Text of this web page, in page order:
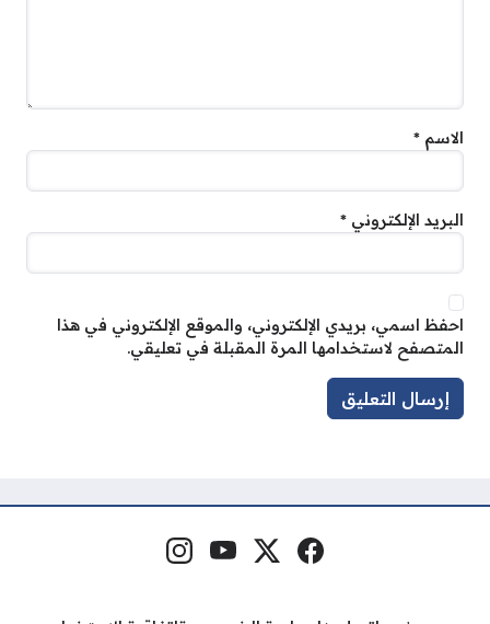
الاسم *
البريد الإلكتروني *
احفظ اسمي، بريدي الإلكتروني، والموقع الإلكتروني في هذا
المتصفح لاستخدامها المرة المقبلة في تعليقي.
مواقع التواصل فيسبوكمنصة إكس
يوتيوبإنستغرام